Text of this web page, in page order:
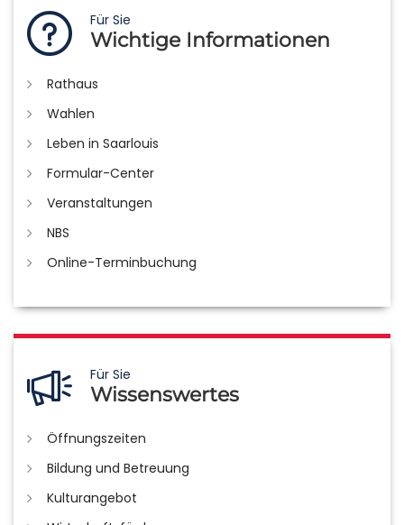
Für Sie
Wichtige Informationen
Rathaus
Wahlen
Leben in Saarlouis
Formular-Center
Veranstaltungen
NBS
Online-Terminbuchung
Für Sie
Wissenswertes
Öffnungszeiten
Bildung und Betreuung
Kulturangebot